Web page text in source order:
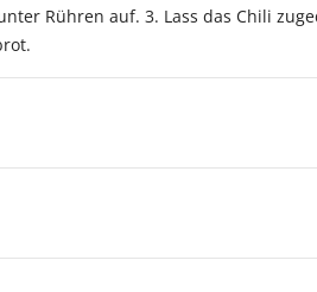
Rühren auf. 3. Lass das Chili